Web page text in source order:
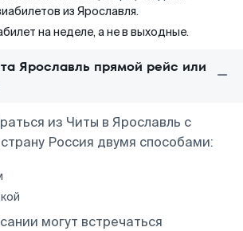
из Ярославля.
на неделе, а не в выходные.
Ярославль прямой рейс или
из Читы в Ярославль с
Россия двумя способами:
могут встречаться